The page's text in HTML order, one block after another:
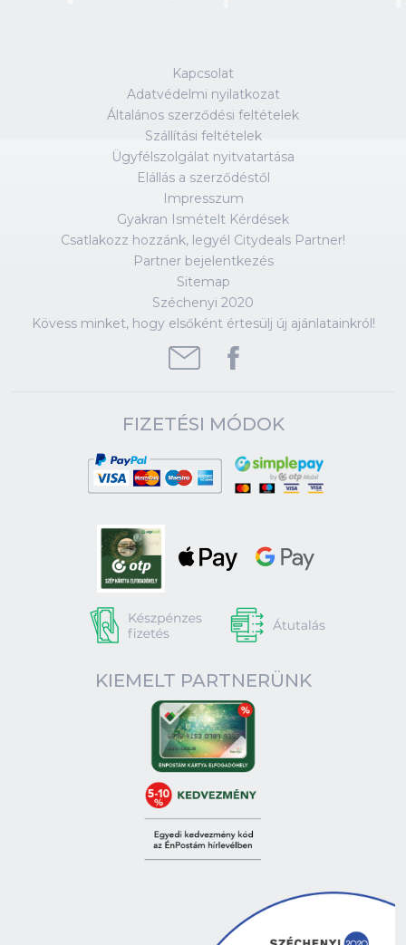
Kapcsolat
Adatvédelmi nyilatkozat
Általános szerződési feltételek
Szállítási feltételek
Ügyfélszolgálat nyitvatartása
Elállás a szerződéstől
Impresszum
Gyakran Ismételt Kérdések
Csatlakozz hozzánk, legyél Citydeals Partner!
Partner bejelentkezés
Sitemap
Széchenyi 2020
Kövess minket, hogy elsőként értesülj új ajánlatainkról!
FIZETÉSI MÓDOK
KIEMELT PARTNERÜNK